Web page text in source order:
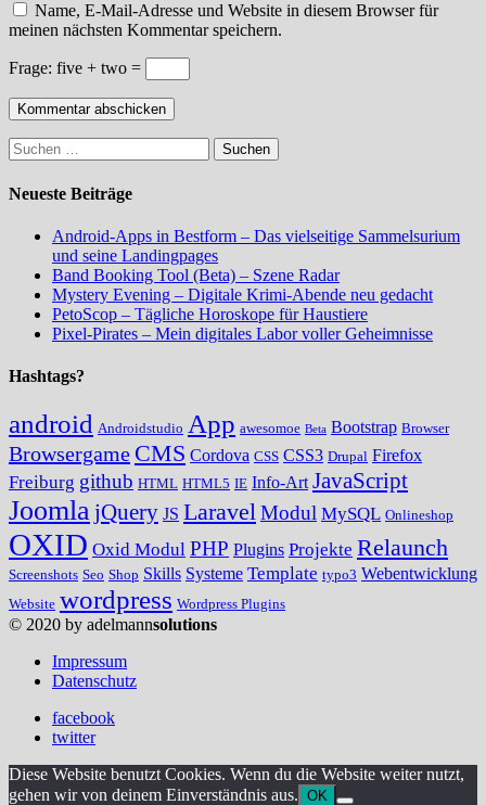
Name, E-Mail-Adresse und Website in diesem Browser für
meinen nächsten Kommentar speichern.
Frage: five + two =
Suchen
nach:
Neueste Beiträge
Android-Apps in Bestform – Das vielseitige Sammelsurium
und seine Landingpages
Band Booking Tool (Beta) – Szene Radar
Mystery Evening – Digitale Krimi-Abende neu gedacht
PetoScop – Tägliche Horoskope für Haustiere
Pixel-Pirates – Mein digitales Labor voller Geheimnisse
Hashtags?
android Androidstudio App awesomoe Beta Bootstrap Browser
Browsergame CMS Cordova CSS CSS3 Drupal Firefox
Freiburg github HTML HTML5 IE Info-Art JavaScript
JoomlajQuery JS LaravelModul MySQL Onlineshop
OXID Oxid Modul PHP Plugins Projekte Relaunch
Screenshots Seo Shop Skills Systeme Template typo3 Webentwicklung
Website wordpress Wordpress Plugins
© 2020 by adelmannsolutions
Impressum
Datenschutz
facebook
twitter
Diese Website benutzt Cookies. Wenn du die Website weiter nutzt,
gehen wir von deinem Einverständnis aus. OK